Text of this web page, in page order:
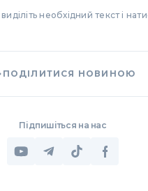
необхідний текст і
ПОДІЛИТИСЯ НОВИНОЮ
Підпишіться на нас